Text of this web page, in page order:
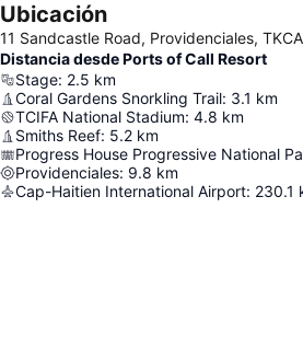
Ubicación
11 Sandcastle Road, Providenciales,
Distancia desde Ports of Call Resort
Stage: 2.5 km
Coral Gardens Snorkling Trail: 3.1 km
TCIFA National Stadium: 4.8 km
Smiths Reef: 5.2 km
Progress House Progressive National
Providenciales: 9.8 km
Cap-Haitien International Airport: 230.1